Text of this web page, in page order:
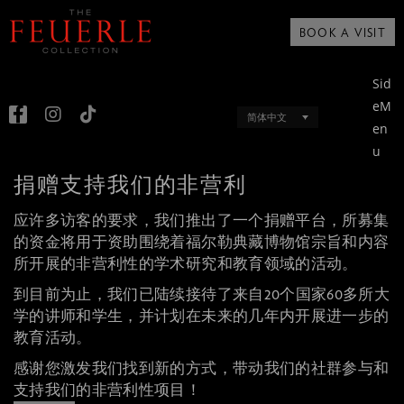
BOOK A VISIT
简体中文
Sid
eM
en
u
捐赠支持我们的非营利
应许多访客的要求，我们推出了一个捐赠平台，所募集
的资金将用于资助围绕着福尔勒典藏博物馆宗旨和内容
所开展的非营利性的学术研究和教育领域的活动。
到目前为止，我们已陆续接待了来自20个国家60多所大
学的讲师和学生，并计划在未来的几年内开展进一步的
教育活动。
感谢您激发我们找到新的方式，带动我们的社群参与和
支持我们的非营利性项目！